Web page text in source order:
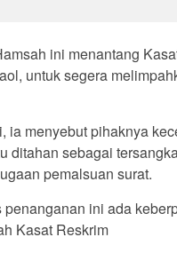
ini menantang
untuk segera
ia menyebut pihaknya
ditahan sebagai
pemalsuan surat.
ini ada
Kasat Reskrim